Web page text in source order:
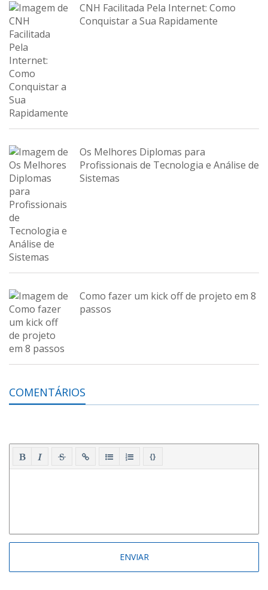
CNH Facilitada Pela Internet: Como
Conquistar a Sua Rapidamente
Os Melhores Diplomas para
Profissionais de Tecnologia e Análise de
Sistemas
Como fazer um kick off de projeto em 8
passos
COMENTÁRIOS
{}